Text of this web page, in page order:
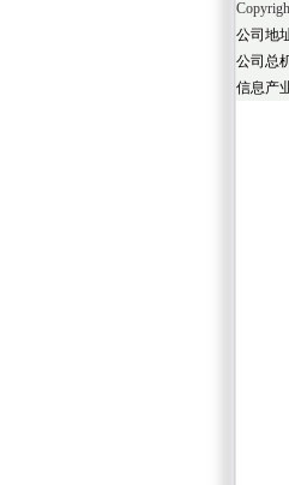
公司地
公司总
信息产